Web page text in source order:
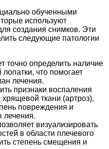
обученными
используют
создания снимков. Эти
следующие патологии
точно определить наличие
что помогает
лечения.
признаки воспаления
хрящевой ткани (артроз),
повреждения и
лечения.
визуализировать
в области плечевого
степень смещения и